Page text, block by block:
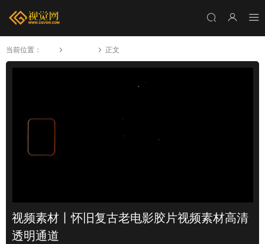
当前位置： 正文
视频素材丨怀旧复古老电影胶片视频素材高清
透明通道